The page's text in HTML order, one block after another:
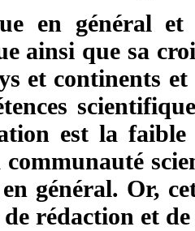
en général
ainsi que sa
et continents
est la
en général. Or,
rédaction et